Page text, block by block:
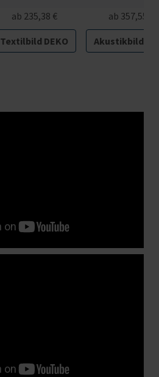
ab 235,38 € ab 357,55 €
Textilbild DEKO Akustikbild